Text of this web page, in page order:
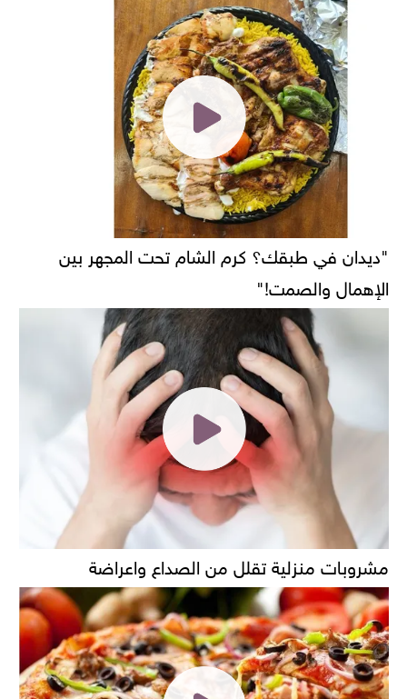
"ديدان في طبقك؟ كرم الشام تحت المجهر بين
الإهمال والصمت!"
مشروبات منزلية تقلل من الصداع واعراضة